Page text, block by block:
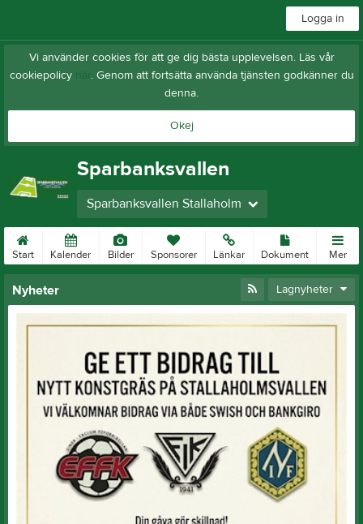
Logga in
Vi använder cookies för att ge dig bästa upplevelsen. Läs vår
cookiepolicy här. Genom att fortsätta använda tjänsten godkänner du
denna.
Okej
Sparbanksvallen
Sparbanksvallen Stallaholm
Start Kalender Bilder Sponsorer Länkar Dokument Mer
Nyheter Lagnyheter